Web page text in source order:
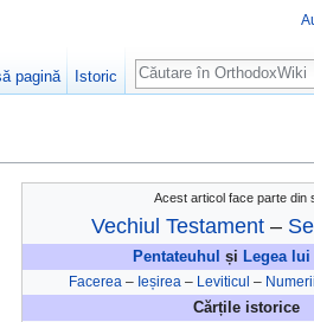
Acest articol face parte din
Vechiul Testament–
Pentateuhul și Legea
Facerea– Ieșirea– Leviticul – Numerii
Cărțile istorice
pagină Istoric
Căutare